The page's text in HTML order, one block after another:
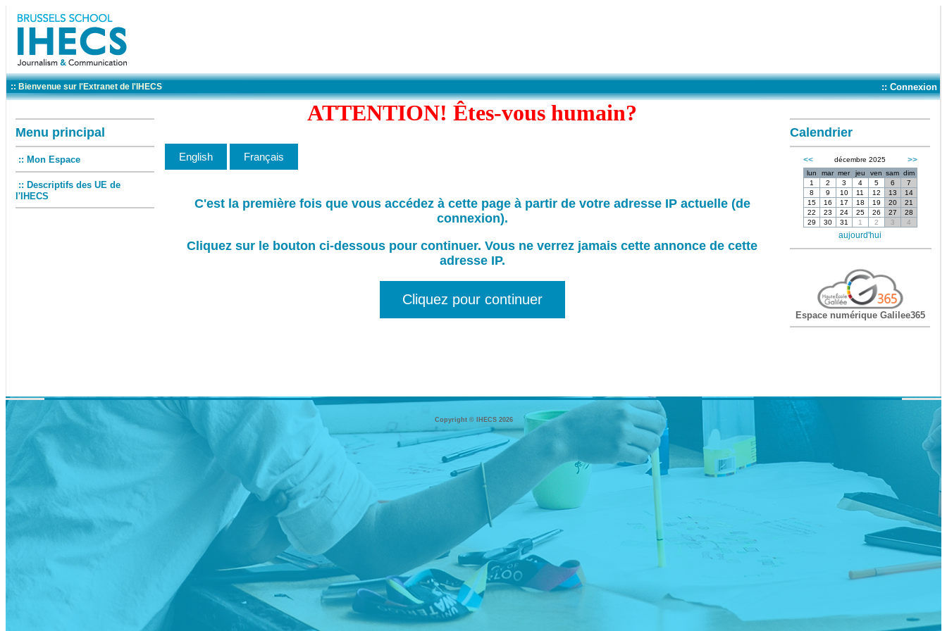
:: Bienvenue sur l'Extranet de l'IHECS :: Connexion
Menu principal
:: Mon Espace
:: Descriptifs des UE de
l'IHECS
ATTENTION! Êtes-vous humain?
C'est la première fois que vous accédez à cette page à partir de votre adresse IP actuelle (de
connexion).
Cliquez sur le bouton ci-dessous pour continuer. Vous ne verrez jamais cette annonce de cette
adresse IP.
Calendrier
<< décembre 2025 >>
lun mar mer jeu ven sam dim
1
2 3 4 5 6
7
8
9 10 11 12 13
14
15
16 17 18 19 20
21
22
23 24 25 26 27
28
29
30 31 1 2 3 4
aujourd'hui
Espace numérique Galilee365
Copyright © IHECS 2026